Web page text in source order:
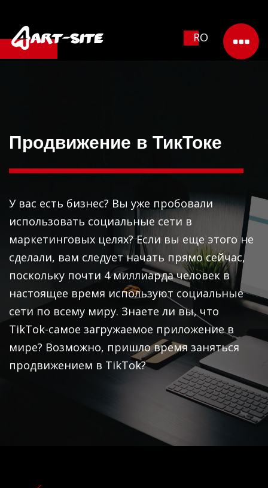
RO
Продвижение в ТикТоке
У вас есть бизнес? Вы уже пробовали
использовать социальные сети в
маркетинговых целях? Если вы еще этого не
сделали, вам следует начать прямо сейчас,
поскольку почти 4 миллиарда человек в
настоящее время используют социальные
сети по всему миру. Знаете ли вы, что
TikTok-самое загружаемое приложение в
мире? Возможно, пришло время заняться
продвижением в TikTok?